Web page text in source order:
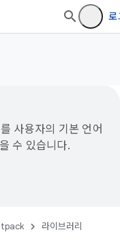
로
사용자의 기본 언어
수 있습니다.
라이브러리